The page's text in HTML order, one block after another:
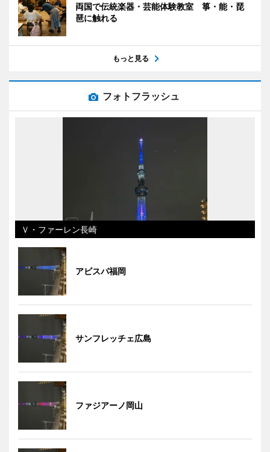
両国で伝統楽器・芸能体験教室 箏・能・琵
琶に触れる
もっと見る
フォトフラッシュ
Ｖ・ファーレン長崎
アビスパ福岡
サンフレッチェ広島
ファジアーノ岡山